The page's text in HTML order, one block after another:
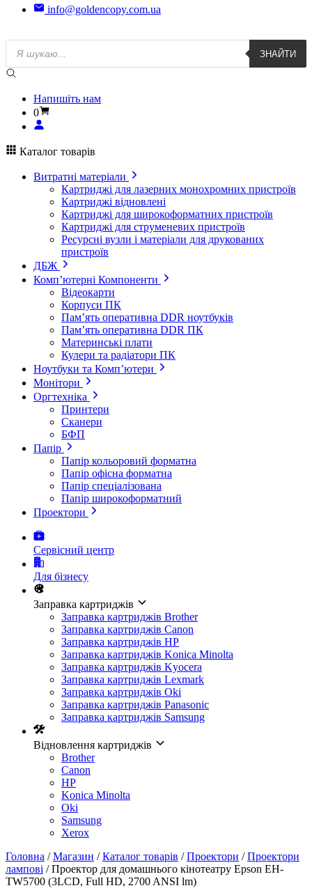
info@goldencopy.com.ua
Пошук
товарів
ЗНАЙТИ
Напишіть нам
0
Каталог товарів
Витратні матеріали
Картриджі для лазерних монохромних пристроїв
Картриджі відновлені
Картриджі для широкоформатних пристроїв
Картриджі для струменевих пристроїв
Ресурсні вузли і матеріали для друкованих
пристроїв
ДБЖ
Комп’ютерні Компоненти
Відеокарти
Корпуси ПК
Пам’ять оперативна DDR ноутбуків
Пам’ять оперативна DDR ПК
Материнські плати
Кулери та радіатори ПК
Ноутбуки та Комп’ютери
Монітори
Оргтехніка
Принтери
Сканери
БФП
Папір
Папір кольоровий форматна
Папір офісна форматна
Папір спеціалізована
Папір широкоформатний
Проектори
Сервісний центр
Для бізнесу
Заправка картриджів
Заправка картриджів Brother
Заправка картриджів Canon
Заправка картриджів HP
Заправка картриджів Konica Minolta
Заправка картриджів Kyocera
Заправка картриджів Lexmark
Заправка картриджів Oki
Заправка картриджів Panasonic
Заправка картриджів Samsung
Відновлення картриджів
Brother
Canon
HP
Konica Minolta
Oki
Samsung
Xerox
Головна /Магазин /Каталог товарів /Проектори /Проектори
лампові / Проектор для домашнього кінотеатру Epson EH-
TW5700 (3LCD, Full HD, 2700 ANSI lm)